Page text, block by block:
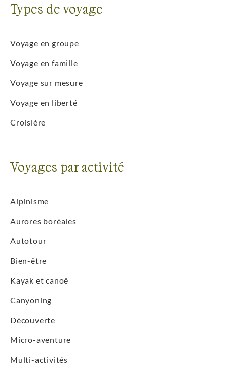
Types de voyage
Voyage en groupe
Voyage en famille
Voyage sur mesure
Voyage en liberté
Croisière
Voyages par activité
Alpinisme
Aurores boréales
Autotour
Bien-être
Kayak et canoë
Canyoning
Découverte
Micro-aventure
Multi-activités